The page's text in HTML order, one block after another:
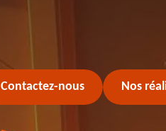
Contactez-nous Nos